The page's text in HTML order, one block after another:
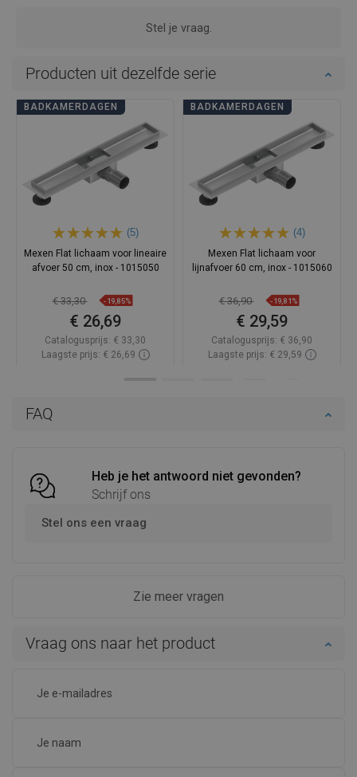
FAQ
Heb je het antwoord niet gevonden?
Schrijf ons
Stel ons een vraag
Zie meer vragen
Stel je vraag.
Vraag ons naar het product
Producten uit dezelfde serie
BADKAMERDAGEN
(5)
Mexen Flat lichaam voor lineaire
afvoer 50 cm, inox - 1015050
€ 33,30 -19,85%
€ 26,69
Catalogusprijs: € 33,30
Laagste prijs: € 26,69
BADKAMERDAGEN
(4)
Mexen Flat lichaam voor
lijnafvoer 60 cm, inox - 1015060
€ 36,90 -19,81%
€ 29,59
Catalogusprijs: € 36,90
Laagste prijs: € 29,59